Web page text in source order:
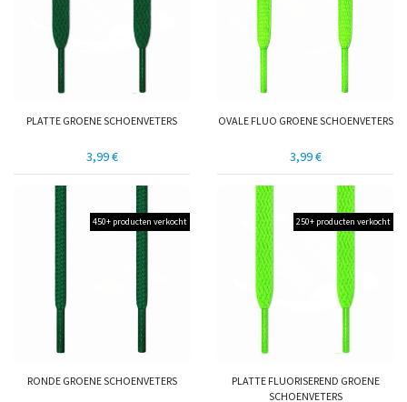
PLATTE GROENE SCHOENVETERS
3,99 €
OVALE FLUO GROENE SCHOENVETERS
3,99 €
450+ producten verkocht
RONDE GROENE SCHOENVETERS
250+ producten verkocht
PLATTE FLUORISEREND GROENE
SCHOENVETERS